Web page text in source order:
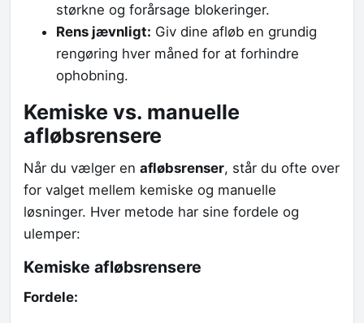
størkne og forårsage blokeringer.
Rens jævnligt: Giv dine afløb en grundig
rengøring hver måned for at forhindre
ophobning.
Kemiske vs. manuelle
afløbsrensere
Når du vælger en afløbsrenser, står du ofte over
for valget mellem kemiske og manuelle
løsninger. Hver metode har sine fordele og
ulemper:
Kemiske afløbsrensere
Fordele: